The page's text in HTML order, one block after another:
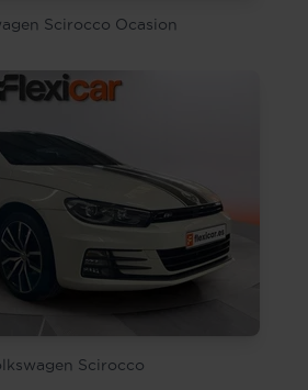
Scirocco Ocasion
Scirocco